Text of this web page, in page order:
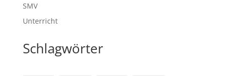
SMV
Unterricht
Schlagwörter